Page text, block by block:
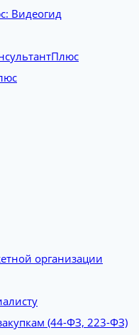
Видеогид
организации
(44-ФЗ, 223-ФЗ)